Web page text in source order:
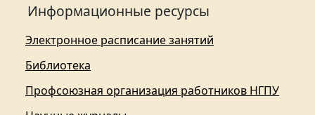
Информационные ресурсы
Электронное расписание занятий
Библиотека
Профсоюзная организация работников НГПУ